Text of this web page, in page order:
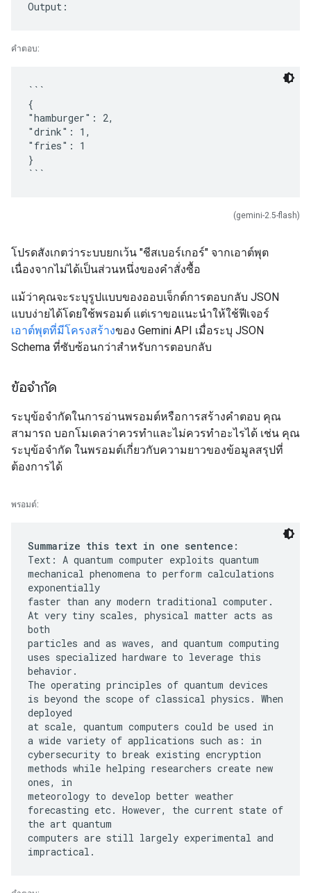
คำตอบ:
```
{
"hamburger": 2,
"drink": 1,
"fries": 1
}
(gemini-2.5-flash)
โปรดสังเกตว่าระบบยกเว้น "ชีสเบอร์เกอร์" จากเอาต์พุต
เนื่องจากไม่ได้เป็นส่วนหนึ่งของคำสั่งซื้อ
แม้ว่าคุณจะระบุรูปแบบของออบเจ็กต์การตอบกลับ JSON
แบบง่ายได้โดยใช้พรอมต์ แต่เราขอแนะนำให้ใช้ฟีเจอร์
เอาต์พุตที่มีโครงสร้างของ Gemini API เมื่อระบุ JSON
Schema ที่ซับซ้อนกว่าสำหรับการตอบกลับ
ข้อจำกัด
ระบุข้อจำกัดในการอ่านพรอมต์หรือการสร้างคำตอบ คุณ
สามารถ บอกโมเดลว่าควรทำและไม่ควรทำอะไรได้ เช่น คุณ
ระบุข้อจำกัด ในพรอมต์เกี่ยวกับความยาวของข้อมูลสรุปที่
ต้องการได้
พรอมต์:
Summarize this text in one sentence:
Text: A quantum computer exploits quantum
mechanical phenomena to perform calculations
exponentially
faster than any modern traditional computer.
At very tiny scales, physical matter acts as
both
particles and as waves, and quantum computing
uses specialized hardware to leverage this
behavior.
The operating principles of quantum devices
is beyond the scope of classical physics. When
deployed
at scale, quantum computers could be used in
a wide variety of applications such as: in
cybersecurity to break existing encryption
methods while helping researchers create new
ones, in
meteorology to develop better weather
forecasting etc. However, the current state of
the art quantum
computers are still largely experimental and